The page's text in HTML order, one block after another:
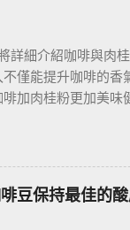
詳細介紹咖啡與肉
不僅能提升咖啡的香
啡加肉桂粉更加美味
抗自由基對身體的傷
定緩解作用。 降低
豆保持最佳的